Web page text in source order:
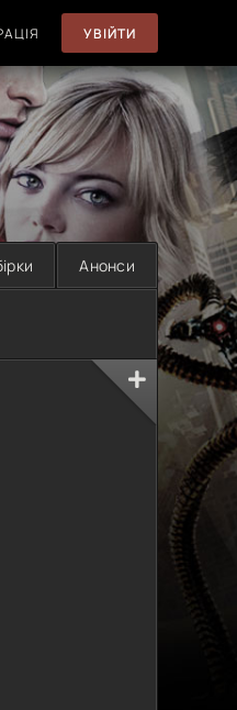
УВІЙТИ
Анонси